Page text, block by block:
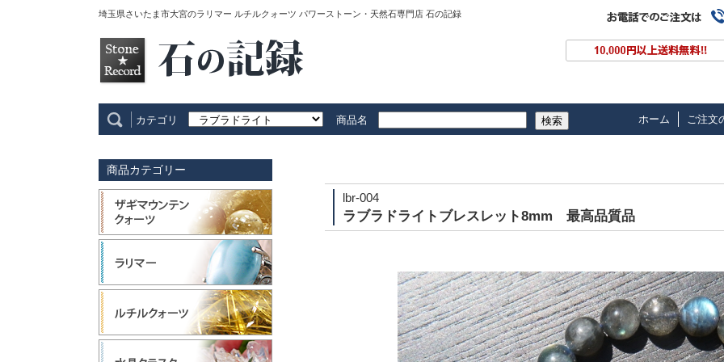
埼玉県さいたま市大宮のラリマー ルチルクォーツ パワーストーン・天然石専門店 石の記録
カテゴリ 商品名 検索 ホーム ご注文
lbr-004
ラブラドライトブレスレット8mm 最高品質品
商品カテゴリー